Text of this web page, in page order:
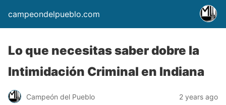
campeondelpueblo.com
Lo que necesitas saber dobre la
Intimidación Criminal en Indiana
Campeón del Pueblo 2 years ago